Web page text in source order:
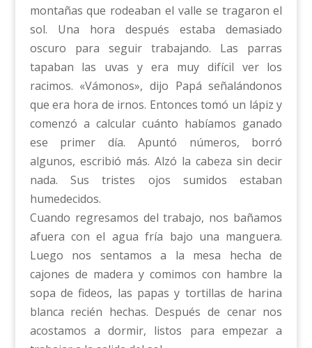
montañas que rodeaban el valle se tragaron el
sol. Una hora después estaba demasiado
oscuro para seguir trabajando. Las parras
tapaban las uvas y era muy difícil ver los
racimos. «Vámonos», dijo Papá señalándonos
que era hora de irnos. Entonces tomó un lápiz y
comenzó a calcular cuánto habíamos ganado
ese primer día. Apuntó números, borró
algunos, escribió más. Alzó la cabeza sin decir
nada. Sus tristes ojos sumidos estaban
humedecidos.
Cuando regresamos del trabajo, nos bañamos
afuera con el agua fría bajo una manguera.
Luego nos sentamos a la mesa hecha de
cajones de madera y comimos con hambre la
sopa de fideos, las papas y tortillas de harina
blanca recién hechas. Después de cenar nos
acostamos a dormir, listos para empezar a